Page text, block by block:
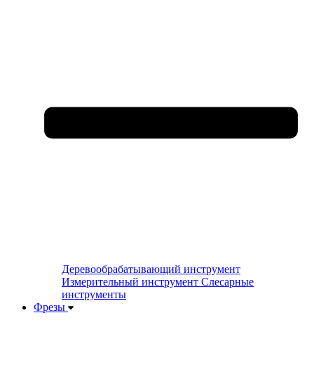
Деревообрабатывающий инструмент
Измерительный инструмент Слесарные
инструменты
Фрезы